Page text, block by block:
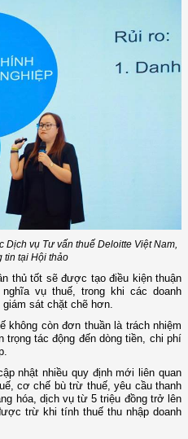
Dịch vụ Tư vấn thuế Deloitte Việt Nam,
tin tại Hội thảo
thủ tốt sẽ được tạo điều kiện thuận
vụ thuế, trong khi các doanh
sát chặt chẽ hơn.
không còn đơn thuần là trách nhiệm
trọng tác động đến dòng tiền, chi phí
nhật nhiều quy định mới liên quan
cơ chế bù trừ thuế, yêu cầu thanh
hóa, dịch vụ từ 5 triệu đồng trở lên
trừ khi tính thuế thu nhập doanh